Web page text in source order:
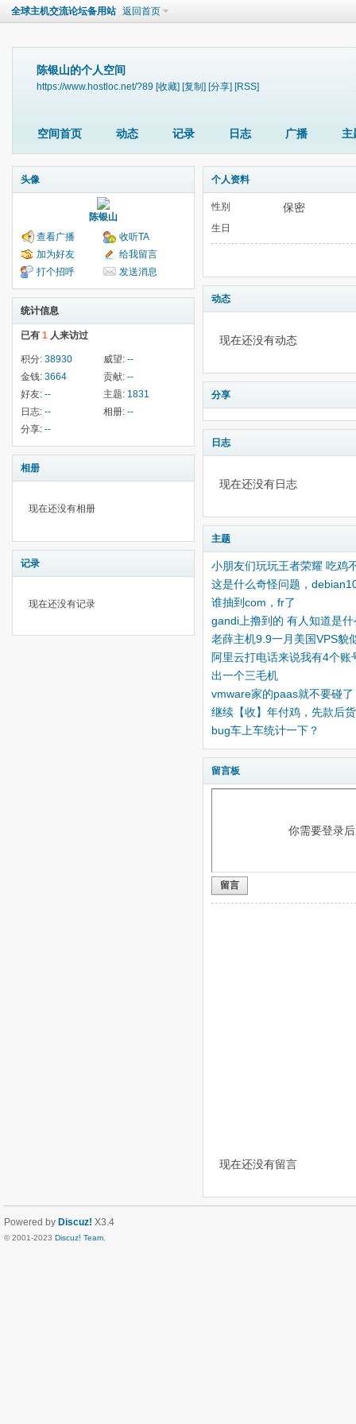
全球主机交流论坛备用站 返回首页
陈银山的个人空间
https://www.hostloc.net/?89 [收藏] [复制] [分享] [RSS]
空间首页 动态 记录 日志 广播 主
头像
陈银山
查看广播
收听TA
加为好友
给我留言
打个招呼
发送消息
统计信息
已有 1 人来访过
积分: 38930 威望: --
金钱: 3664 贡献: --
好友: -- 主题: 1831
日志: -- 相册: --
分享: --
相册
现在还没有相册
记录
现在还没有记录
个人资料
性别 保密
生日
动态
现在还没有动态
分享
日志
现在还没有日志
主题
小朋友们玩玩王者荣耀 吃鸡
这是什么奇怪问题，
谁抽到com，fr了
gandi上撸到的 有人知道是什
老薛主机9.9一月美国VPS貌
阿里云打电话来说我有4个账
出一个三毛机
vmware家的paas就不要碰了
继续【收】年付鸡，先款后
bug车上车统计一下？
留言板
你需要登录
留言
现在还没有留言
Powered by Discuz! X3.4
© 2001-2023 Discuz! Team